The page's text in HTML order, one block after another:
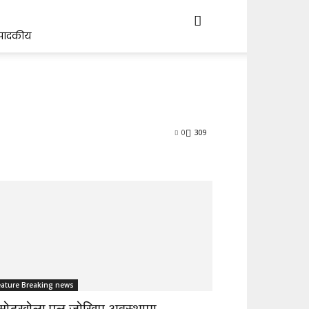
309
0
Breaking news